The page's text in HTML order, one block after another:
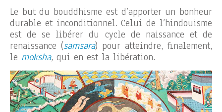
Le but du bouddhisme est d’apporter un bonheur
durable et inconditionnel. Celui de l’hindouisme
est de se libérer du cycle de naissance et de
renaissance (samsara) pour atteindre, finalement,
le moksha, qui en est la libération.